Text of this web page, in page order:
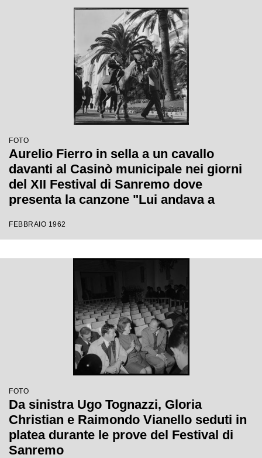
FOTO
Aurelio Fierro in sella a un cavallo
davanti al Casinò municipale nei giorni
del XII Festival di Sanremo dove
presenta la canzone "Lui andava a
FEBBRAIO 1962
FOTO
Da sinistra Ugo Tognazzi, Gloria
Christian e Raimondo Vianello seduti in
platea durante le prove del Festival di
Sanremo